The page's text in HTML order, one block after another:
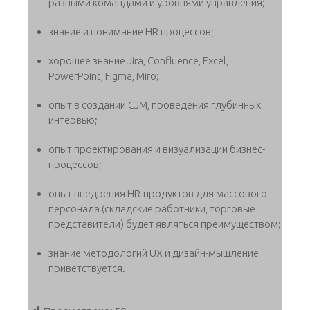
разными командами и уровнями управления;
знание и понимание HR процессов;
хорошее знание Jira, Confluence, Excel,
PowerPoint, Figma, Miro;
опыт в создании CJM, проведения глубинных
интервью;
опыт проектирования и визуализации бизнес-
процессов;
опыт внедрения HR-продуктов для массового
персонала (складские работники, торговые
представители) будет являться преимуществом;
знание методологий UX и дизайн-мышление
приветствуется.